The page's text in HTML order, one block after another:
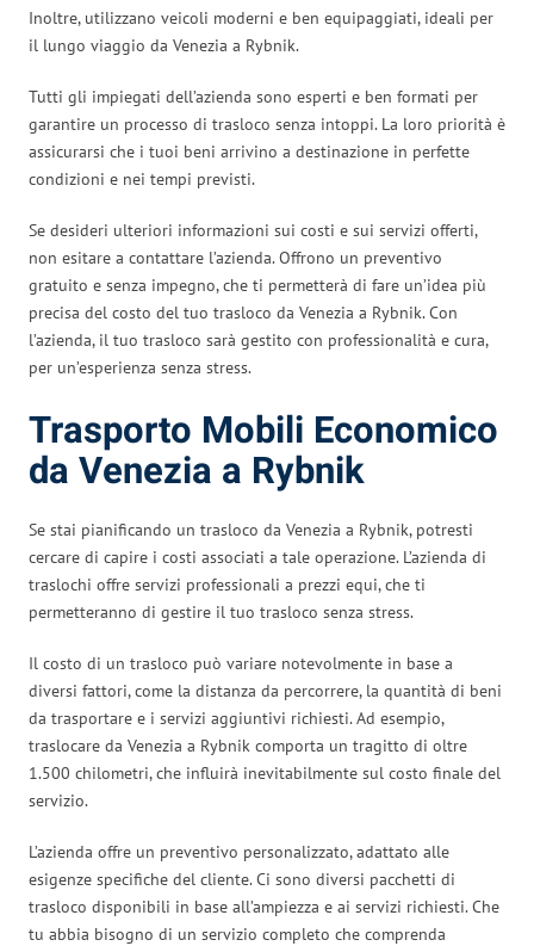
Inoltre, utilizzano veicoli moderni e ben equipaggiati, ideali per
il lungo viaggio da Venezia a Rybnik.
Tutti gli impiegati dell’azienda sono esperti e ben formati per
garantire un processo di trasloco senza intoppi. La loro priorità è
assicurarsi che i tuoi beni arrivino a destinazione in perfette
condizioni e nei tempi previsti.
Se desideri ulteriori informazioni sui costi e sui servizi offerti,
non esitare a contattare l’azienda. Offrono un preventivo
gratuito e senza impegno, che ti permetterà di fare un’idea più
precisa del costo del tuo trasloco da Venezia a Rybnik. Con
l’azienda, il tuo trasloco sarà gestito con professionalità e cura,
per un’esperienza senza stress.
Trasporto Mobili Economico
da Venezia a Rybnik
Se stai pianificando un trasloco da Venezia a Rybnik, potresti
cercare di capire i costi associati a tale operazione. L’azienda di
traslochi offre servizi professionali a prezzi equi, che ti
permetteranno di gestire il tuo trasloco senza stress.
Il costo di un trasloco può variare notevolmente in base a
diversi fattori, come la distanza da percorrere, la quantità di beni
da trasportare e i servizi aggiuntivi richiesti. Ad esempio,
traslocare da Venezia a Rybnik comporta un tragitto di oltre
1.500 chilometri, che influirà inevitabilmente sul costo finale del
servizio.
L’azienda offre un preventivo personalizzato, adattato alle
esigenze specifiche del cliente. Ci sono diversi pacchetti di
trasloco disponibili in base all’ampiezza e ai servizi richiesti. Che
tu abbia bisogno di un servizio completo che comprenda